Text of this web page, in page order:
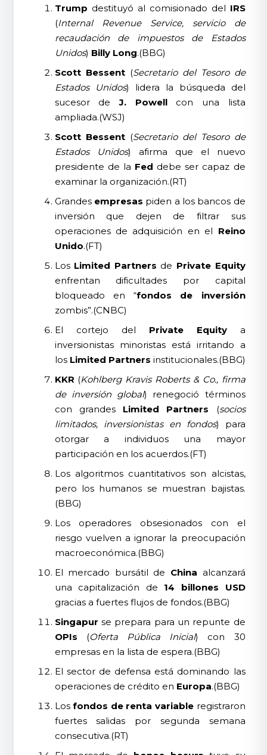
Trump destituyó al comisionado del IRS
(Internal Revenue Service, servicio de
recaudación de impuestos de Estados
Unidos) Billy Long.(BBG)
Scott Bessent(Secretario del Tesoro de
Estados Unidos) lidera la búsqueda del
sucesor deJ. Powellcon una lista
ampliada.(WSJ)
Scott Bessent(Secretario del Tesoro de
Estados Unidos) afirma que el nuevo
presidente de la Fed debe ser capaz de
examinar la organización.(RT)
Grandes empresas piden a los bancos de
inversión que dejen de filtrar sus
operaciones de adquisición en el Reino
Unido.(FT)
Los Limited Partners de Private Equity
enfrentan dificultades por capital
bloqueado en “fondos de inversión
zombis”.(CNBC)
El cortejo del Private Equitya
inversionistas minoristas está irritando a
los Limited Partners institucionales.(BBG)
KKR (Kohlberg Kravis Roberts & Co., firma
de inversión global) renegoció términos
con grandes Limited Partners (socios
limitados, inversionistas en fondos) para
otorgar a individuos una mayor
participación en los acuerdos.(FT)
Los algoritmos cuantitativos son alcistas,
pero los humanos se muestran bajistas.
(BBG)
Los operadores obsesionados con el
riesgo vuelven a ignorar la preocupación
macroeconómica.(BBG)
El mercado bursátil de China alcanzará
una capitalización de 14 billones USD
gracias a fuertes flujos de fondos.(BBG)
Singapur se prepara para un repunte de
OPIs (Oferta Pública Inicial) con 30
empresas en la lista de espera.(BBG)
El sector de defensa está dominando las
operaciones de crédito en Europa.(BBG)
Losfondos de renta variableregistraron
fuertes salidas por segunda semana
consecutiva.(RT)